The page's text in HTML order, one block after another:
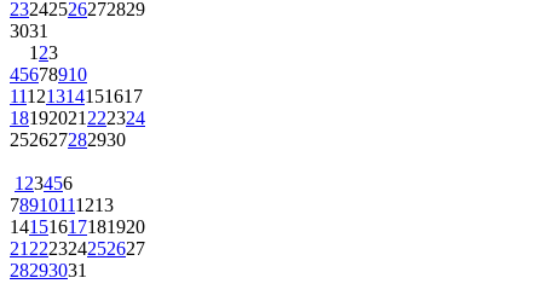
23242526272829
3031
1 23
45678910
11121314151617
18192021 222324
252627282930
1 23456
78910111213
14151617181920
21 222324252627
28293031